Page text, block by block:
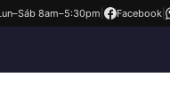
8am–5:30pm Facebook|